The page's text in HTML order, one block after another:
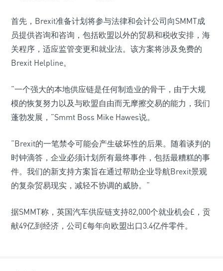
首先，Brexit准备计划将参与法律和会计公司向SMMT成
员提供咨询和咨询，包括欧盟以外的贸易和税收安排，海
关程序，适应监管变更和就业法。该方案将涉及免费的
Brexit Helpline。
“一个强大的本地供应链是任何制造业的骨干，由于大规
模的恢复努力以及与欧盟自由而无摩擦交易的能力，我们
蓬勃发展，”Smmt Boss Mike Hawes说。
“Brexit的一笔禁令可能会产生破坏性的后果。随着谈判的
时钟滴答，企业必须计划所有最终事件，包括最糟糕的事
件。我们的新支持方案旨在通过帮助企业导航Brexit景观
的复杂贸易现实，减轻不协调的威胁。“
据SMMT称，英国汽车供应链支持82,000个就业机会£，贡
献49亿到经济，公司£每年向欧盟出口3.4亿件零件。